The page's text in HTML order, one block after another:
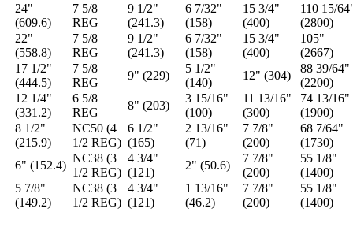
24"
(609.6)
7 5/8
REG
9 1/2"
(241.3)
6 7/32"
(158)
15 3/4"
(400)
110 15/
(2800)
22"
(558.8)
7 5/8
REG
9 1/2"
(241.3)
6 7/32"
(158)
15 3/4"
(400)
105"
(2667)
17 1/2"
(444.5)
7 5/8
REG
9" (229)
5 1/2"
(140)
12" (304)
88 39/64"
(2200)
12 1/4"
(331.2)
6 5/8
REG
8" (203)
3 15/16"
(100)
11 13/16"
(300)
74 13/16"
(1900)
8 1/2"
(215.9)
NC50 (4
1/2 REG)
6 1/2"
(165)
2 13/16"
(71)
7 7/8"
(200)
68 7/64"
(1730)
6" (152.4)
NC38 (3
1/2 REG)
4 3/4"
(121)
2" (50.6)
7 7/8"
(200)
55 1/8"
(1400)
5 7/8"
(149.2)
NC38 (3
1/2 REG)
4 3/4"
(121)
1 13/16"
(46.2)
7 7/8"
(200)
55 1/8"
(1400)